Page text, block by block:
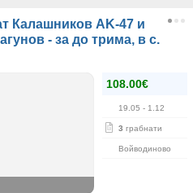
Калашников AK-47 и
- за до трима, в с.
108.00€
19.05 - 1.12
3 грабнати
Войводиново